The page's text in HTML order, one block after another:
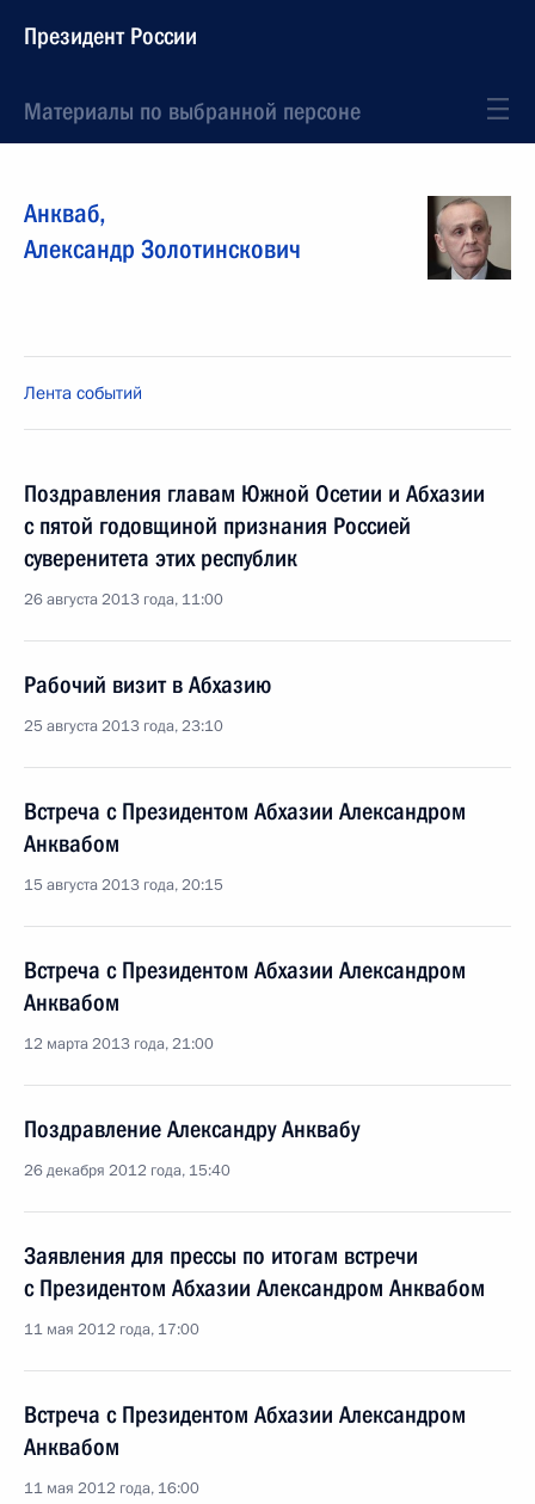
Президент России
Материалы по выбранной персоне
Анкваб,
Александр Золотинскович
Лента событий
Поздравления главам Южной Осетии и Абхазии
с пятой годовщиной признания Россией
суверенитета этих республик
26 августа 2013 года, 11:00
Рабочий визит в Абхазию
25 августа 2013 года, 23:10
Встреча с Президентом Абхазии Александром
Анквабом
15 августа 2013 года, 20:15
Встреча с Президентом Абхазии Александром
Анквабом
12 марта 2013 года, 21:00
Поздравление Александру Анквабу
26 декабря 2012 года, 15:40
Заявления для прессы по итогам встречи
с Президентом Абхазии Александром Анквабом
11 мая 2012 года, 17:00
Встреча с Президентом Абхазии Александром
Анквабом
11 мая 2012 года, 16:00